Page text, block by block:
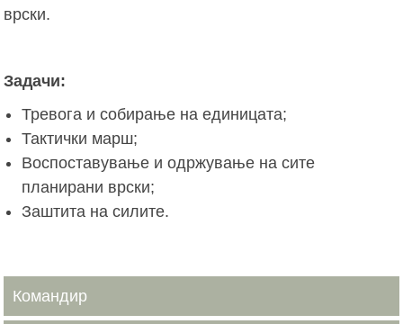
врски.
Задачи:
Тревога и собирање на единицата;
Тактички марш;
Воспоставување и одржување на сите
планирани врски;
Заштита на силите.
Командир